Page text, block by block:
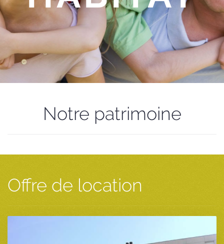
Notre patrimoine
Offre de location